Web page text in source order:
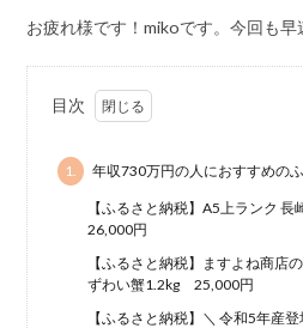
お疲れ様です！mikoです。今回も早
目次
1. 年収730万円の人におすすめの
【ふるさと納税】A5上ランク
26,000円
【ふるさと納税】ますよね商店
ずわい蟹1.2kg 25,000円
【ふるさと納税】＼ 令和5年産